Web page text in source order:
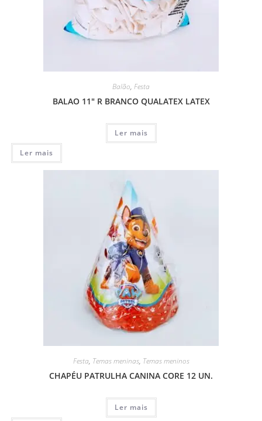
Balão, Festa
BALAO 11″ R BRANCO QUALATEX LATEX
Ler mais
Ler mais
Festa, Temas meninas, Temas meninos
CHAPÉU PATRULHA CANINA CORE 12 UN.
Ler mais